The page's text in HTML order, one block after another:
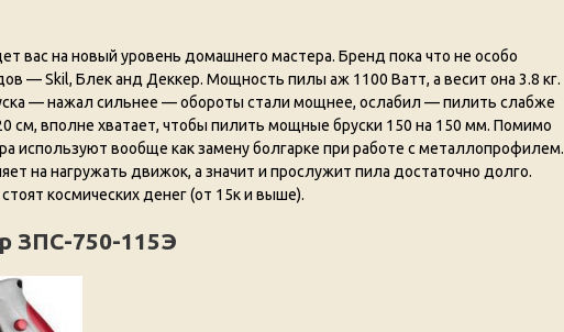
вас на новый уровень домашнего мастера. Бренд пока что не особо
— Skil, Блек анд Деккер. Мощность пилы аж 1100 Ватт, а весит она 3.8 кг.
— нажал сильнее — обороты стали мощнее, ослабил — пилить слабже
см, вполне хватает, чтобы пилить мощные бруски 150 на 150 мм. Помимо
используют вообще как замену болгарке при работе с металлопрофилем.
на нагружать движок, а значит и прослужит пила достаточно долго.
космических денег (от 15к и выше).
ЗПС-750-115Э